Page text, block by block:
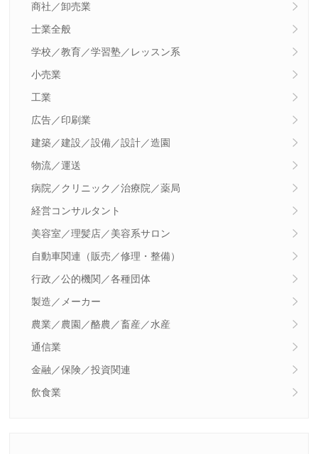
商社／卸売業
士業全般
学校／教育／学習塾／レッスン系
小売業
工業
広告／印刷業
建築／建設／設備／設計／造園
物流／運送
病院／クリニック／治療院／薬局
経営コンサルタント
美容室／理髪店／美容系サロン
自動車関連（販売／修理・整備）
行政／公的機関／各種団体
製造／メーカー
農業／農園／酪農／畜産／水産
通信業
金融／保険／投資関連
飲食業